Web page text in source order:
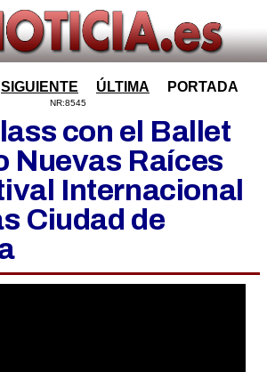
SIGUIENTE ÚLTIMA PORTADA
NR:8545
con el Ballet
Nuevas Raíces
Internacional
Ciudad de